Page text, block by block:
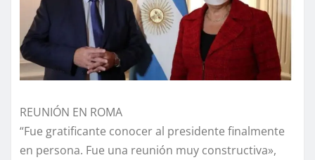
REUNIÓN EN ROMA
“Fue gratificante conocer al presidente finalmente
en persona. Fue una reunión muy constructiva»,